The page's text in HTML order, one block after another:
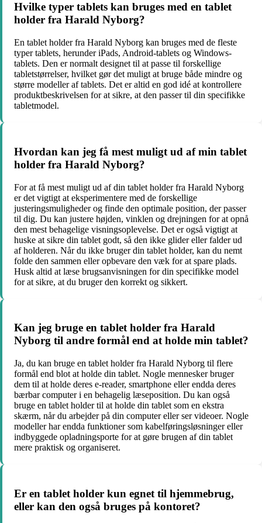
Hvilke typer tablets kan bruges med en tablet
holder fra Harald Nyborg?
En tablet holder fra Harald Nyborg kan bruges med de fleste
typer tablets, herunder iPads, Android-tablets og Windows-
tablets. Den er normalt designet til at passe til forskellige
tabletstørrelser, hvilket gør det muligt at bruge både mindre og
større modeller af tablets. Det er altid en god idé at kontrollere
produktbeskrivelsen for at sikre, at den passer til din specifikke
tabletmodel.
Hvordan kan jeg få mest muligt ud af min tablet
holder fra Harald Nyborg?
For at få mest muligt ud af din tablet holder fra Harald Nyborg
er det vigtigt at eksperimentere med de forskellige
justeringsmuligheder og finde den optimale position, der passer
til dig. Du kan justere højden, vinklen og drejningen for at opnå
den mest behagelige visningsoplevelse. Det er også vigtigt at
huske at sikre din tablet godt, så den ikke glider eller falder ud
af holderen. Når du ikke bruger din tablet holder, kan du nemt
folde den sammen eller opbevare den væk for at spare plads.
Husk altid at læse brugsanvisningen for din specifikke model
for at sikre, at du bruger den korrekt og sikkert.
Kan jeg bruge en tablet holder fra Harald
Nyborg til andre formål end at holde min tablet?
Ja, du kan bruge en tablet holder fra Harald Nyborg til flere
formål end blot at holde din tablet. Nogle mennesker bruger
dem til at holde deres e-reader, smartphone eller endda deres
bærbar computer i en behagelig læseposition. Du kan også
bruge en tablet holder til at holde din tablet som en ekstra
skærm, når du arbejder på din computer eller ser videoer. Nogle
modeller har endda funktioner som kabelføringsløsninger eller
indbyggede opladningsporte for at gøre brugen af din tablet
mere praktisk og organiseret.
Er en tablet holder kun egnet til hjemmebrug,
eller kan den også bruges på kontoret?